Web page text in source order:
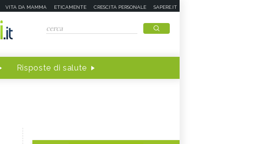
VITA DA MAMMA ETICAMENTE CRESCITA PERSONALE SAPERE.IT
Risposte di salute